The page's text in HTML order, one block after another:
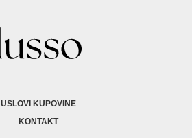
USLOVI KUPOVINE
KONTAKT